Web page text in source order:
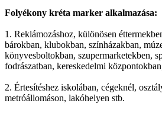
Folyékony kréta marker alkalmazása:
1. Reklámozáshoz, különösen
bárokban, klubokban, színházakban,
könyvesboltokban, szupermarketekben,
fodrászatban, kereskedelmi
2. Értesítéshez iskolában, cégeknél,
metróállomáson, lakóhelyen stb.